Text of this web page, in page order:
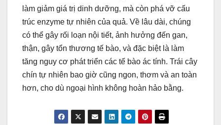
làm giảm giá trị dinh dưỡng, mà còn phá vỡ cấu
trúc enzyme tự nhiên của quả. Về lâu dài, chúng
có thể gây rối loạn nội tiết, ảnh hưởng đến gan,
thận, gây tổn thương tế bào, và đặc biệt là làm
tăng nguy cơ phát triển các tế bào ác tính. Trái cây
chín tự nhiên bao giờ cũng ngon, thơm và an toàn
hơn, cho dù ngoại hình không hoàn hảo bằng.